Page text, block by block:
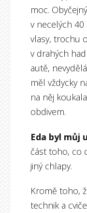
moc.
v necelých
vlasy, trochu
v drahých
autě,
měl vždycky
na něj
obdivem.
Eda byl můj
část toho, co
jiný chlapy.
Kromě toho,
technik a